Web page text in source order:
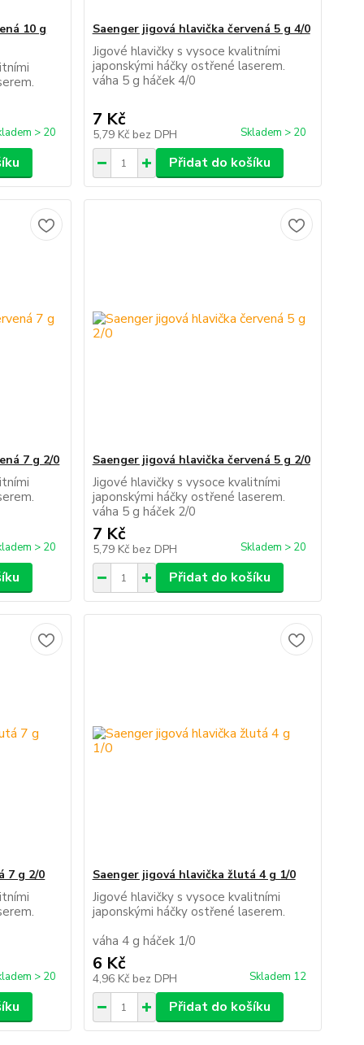
10 g
> 20
Saenger jigová hlavička červená 5 g 4/0
Jigové hlavičky s vysoce kvalitními
japonskými háčky ostřené laserem.
váha 5 g háček 4/0
7 Kč
5,79 Kč bez DPH Skladem > 20
Přidat do košíku
7 g 2/0
> 20
Saenger jigová hlavička červená 5 g 2/0
Jigové hlavičky s vysoce kvalitními
japonskými háčky ostřené laserem.
váha 5 g háček 2/0
7 Kč
5,79 Kč bez DPH Skladem > 20
Přidat do košíku
7 g 2/0
> 20
Saenger jigová hlavička žlutá 4 g 1/0
Jigové hlavičky s vysoce kvalitními
japonskými háčky ostřené laserem.
váha 4 g háček 1/0
6 Kč
4,96 Kč bez DPH Skladem 12
Přidat do košíku